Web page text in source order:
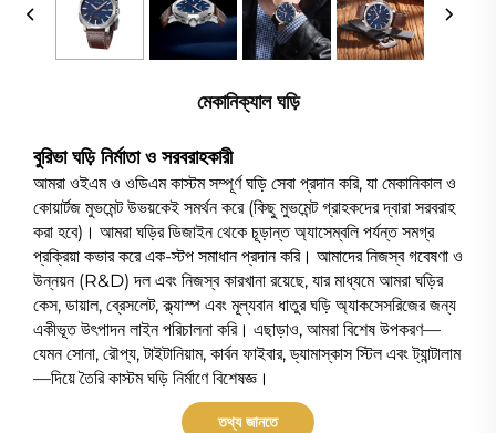
মেকানিক্যাল ঘড়ি
বুরিভা ঘড়ি নির্মাতা ও সরবরাহকারী
আমরা ওইএম ও ওডিএম কাস্টম সম্পূর্ণ ঘড়ি সেবা প্রদান করি, যা মেকানিকাল ও
কোয়ার্টজ মুভমেন্ট উভয়কেই সমর্থন করে (কিছু মুভমেন্ট গ্রাহকদের দ্বারা সরবরাহ
করা হবে)। আমরা ঘড়ির ডিজাইন থেকে চূড়ান্ত অ্যাসেম্বলি পর্যন্ত সমগ্র
প্রক্রিয়া কভার করে এক-স্টপ সমাধান প্রদান করি। আমাদের নিজস্ব গবেষণা ও
উন্নয়ন (R&D) দল এবং নিজস্ব কারখানা রয়েছে, যার মাধ্যমে আমরা ঘড়ির
কেস, ডায়াল, ব্রেসলেট, ক্ল্যাস্প এবং মূল্যবান ধাতুর ঘড়ি অ্যাকসেসরিজের জন্য
একীভূত উৎপাদন লাইন পরিচালনা করি। এছাড়াও, আমরা বিশেষ উপকরণ—
যেমন সোনা, রৌপ্য, টাইটানিয়াম, কার্বন ফাইবার, ড্যামাস্কাস স্টিল এবং ট্যান্টালাম
—দিয়ে তৈরি কাস্টম ঘড়ি নির্মাণে বিশেষজ্ঞ।
তথ্য জানতে